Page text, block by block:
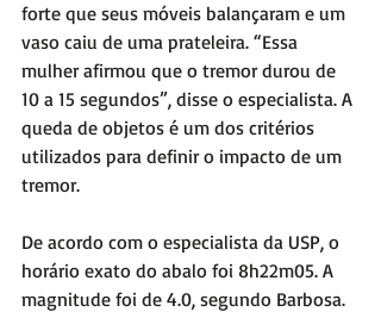
forte que seus móveis balançaram e um
vaso caiu de uma prateleira. “Essa
mulher afirmou que o tremor durou de
10 a 15 segundos”, disse o especialista. A
queda de objetos é um dos critérios
utilizados para definir o impacto de um
tremor.
De acordo com o especialista da USP, o
horário exato do abalo foi 8h22m05. A
magnitude foi de 4.0, segundo Barbosa.